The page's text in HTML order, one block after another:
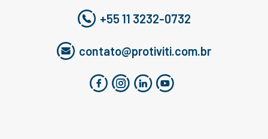
+55 11 3232-0732
contato@protiviti.com.br